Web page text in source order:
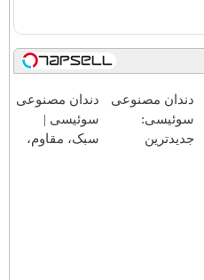
دندان مصنوعی
سوئیسی:
جدیدترین
دندان مصنوعی
سوئیسی |
سبک، مقاوم،